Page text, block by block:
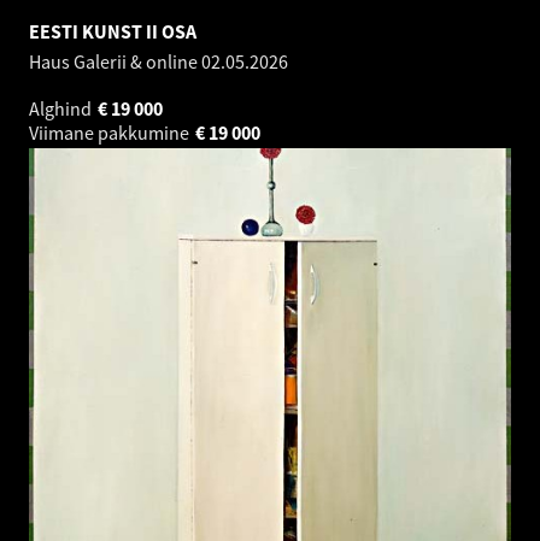
EESTI KUNST II OSA
Haus Galerii & online02.05.2026
Alghind
19 000
€
Viimane pakkumine
19 000
€